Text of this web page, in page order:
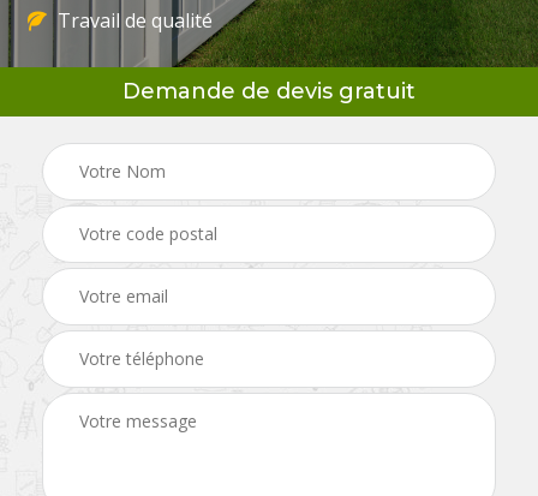
Travail de qualité
Demande de devis gratuit